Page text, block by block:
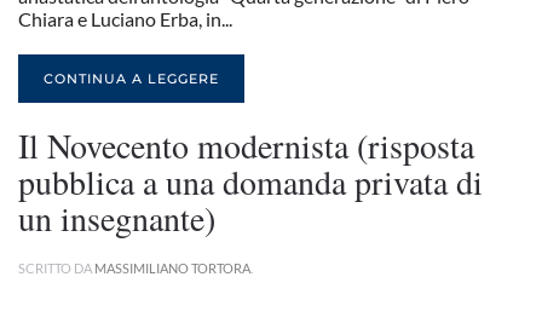
Chiara e Luciano Erba, in...
CONTINUA A LEGGERE
Il Novecento modernista (risposta
pubblica a una domanda privata di
un insegnante)
SCRITTO DA MASSIMILIANO TORTORA